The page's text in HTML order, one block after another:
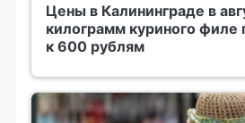
Цены в Калининграде в
килограмм куриного филе
к 600 рублям